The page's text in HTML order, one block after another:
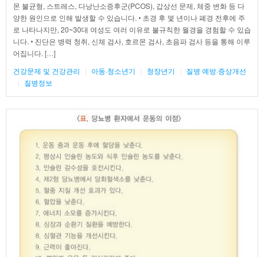
몬 불균형, 스트레스, 다낭난소증후군(PCOS), 갑상선 문제, 체중 변화 등 다
양한 원인으로 인해 발생할 수 있습니다. • 초경 후 몇 년이나 폐경 전후에 주
로 나타나지만, 20~30대 여성도 여러 이유로 불규칙한 월경을 경험할 수 있습
니다. • 진단은 병력 청취, 신체 검사, 호르몬 검사, 초음파 검사 등을 통해 이루
어집니다. […]
건강문제 및 건강관리
아동·청소년기 청장년기
질병 예방·증상개선
질병정보